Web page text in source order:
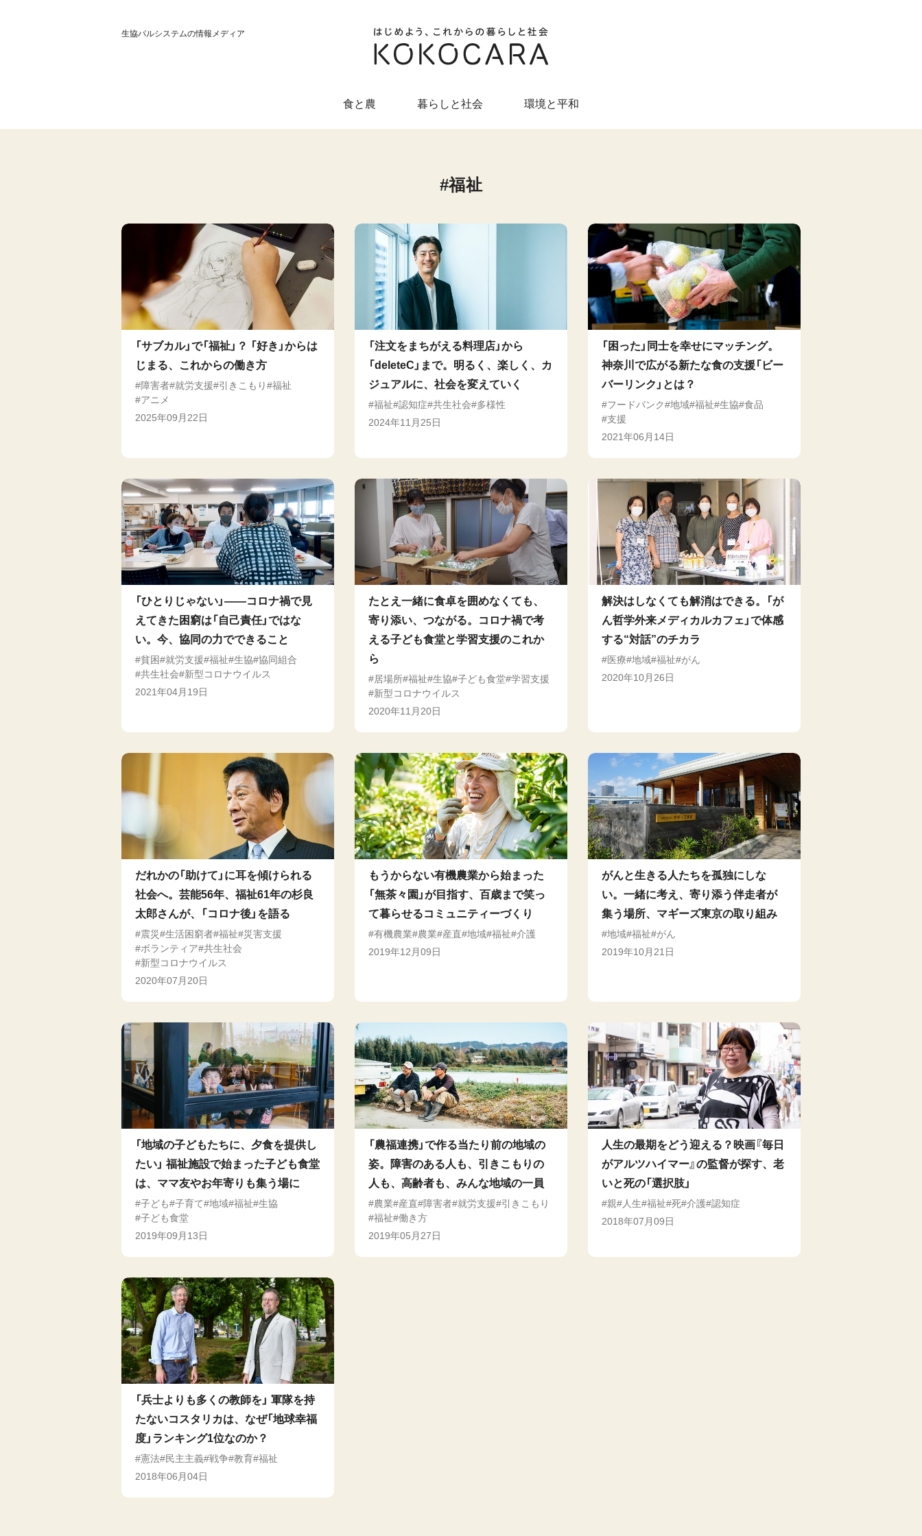
生協パルシステムの情報メディア
食と農 暮らしと社会 環境と平和
福祉
「サブカル」で「福祉」？ 「好き」からは
じまる、これからの働き方
障害者 就労支援 引きこもり
福祉
アニメ
2025年09月22日
「注文をまちがえる料理店」から
「deleteC」まで。明るく、楽しく、カ
ジュアルに、社会を変えていく
福祉 認知症 共生社会
多様性
2024年11月25日
「困った」同士を幸せにマッチング。
神奈川で広がる新たな食の支援「ビー
バーリンク」とは？
フードバンク 地域 福祉 生協 食品
支援
2021年06月14日
「ひとりじゃない」――コロナ禍で見
えてきた困窮は「自己責任」ではな
い。今、協同の力でできること
貧困 就労支援 福祉 生協 協同組合
共生社会
新型コロナウイルス
2021年04月19日
たとえ一緒に食卓を囲めなくても、
寄り添い、つながる。コロナ禍で考
える子ども食堂と学習支援のこれか
ら
居場所 福祉 生協 子ども食堂 学習支援
新型コロナウイルス
2020年11月20日
解決はしなくても解消はできる。「が
ん哲学外来メディカルカフェ」で体感
する“対話”のチカラ
医療 地域 福祉
がん
2020年10月26日
だれかの「助けて」に耳を傾けられる
社会へ。芸能56年、福祉61年の杉良
太郎さんが、「コロナ後」を語る
震災 生活困窮者 福祉
災害支援
ボランティア 共生社会
新型コロナウイルス
2020年07月20日
もうからない有機農業から始まった
「無茶々園」が目指す、百歳まで笑っ
て暮らせるコミュニティーづくり
有機農業 農業 産直 地域 福祉 介護
2019年12月09日
がんと生きる人たちを孤独にしな
い。一緒に考え、寄り添う伴走者が
集う場所、マギーズ東京の取り組み
地域 福祉
がん
2019年10月21日
「地域の子どもたちに、夕食を提供し
たい」 福祉施設で始まった子ども食堂
は、ママ友やお年寄りも集う場に
子ども 子育て 地域 福祉 生協
子ども食堂
2019年09月13日
「農福連携」で作る当たり前の地域の
姿。障害のある人も、引きこもりの
人も、高齢者も、みんな地域の一員
農業 産直 障害者 就労支援
引きこもり
福祉 働き方
2019年05月27日
人生の最期をどう迎える？映画『毎日
がアルツハイマー』の監督が探す、老
いと死の「選択肢」
親 人生 福祉 死 介護 認知症
2018年07月09日
「兵士よりも多くの教師を」 軍隊を持
たないコスタリカは、なぜ「地球幸福
度」ランキング1位なのか？
憲法 民主主義 戦争 教育 福祉
2018年06月04日